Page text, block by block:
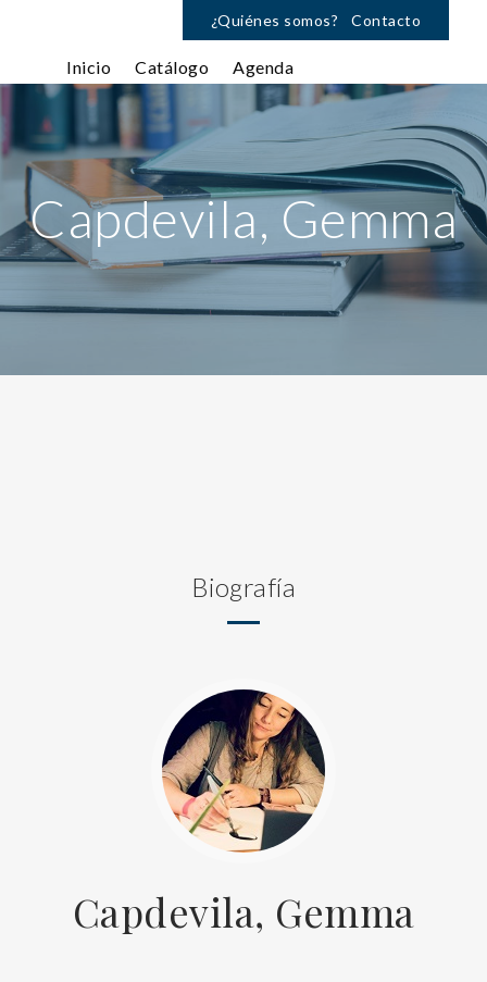
¿Quiénes somos? Contacto
Inicio Catálogo Agenda
Capdevila, Gemma
Biografía
Capdevila, Gemma